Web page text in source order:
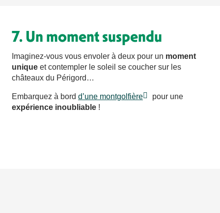
7. Un moment suspendu
Imaginez-vous vous envoler à deux pour un moment
unique et contempler le soleil se coucher sur les
châteaux du Périgord…
Embarquez à bord d’une montgolfière
pour une
expérience inoubliable !